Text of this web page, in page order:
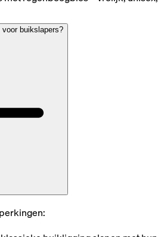
buikslapers?